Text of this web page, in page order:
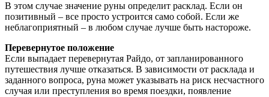
В этом случае значение руны определит расклад. Если он
позитивный – все просто устроится само собой. Если же
неблагоприятный – в любом случае лучше быть настороже.
Перевернутое положение
Если выпадает перевернутая Райдо, от запланированного
путешествия лучше отказаться. В зависимости от расклада и
заданного вопроса, руна может указывать на риск несчастного
случая или преступления во время поездки, появление